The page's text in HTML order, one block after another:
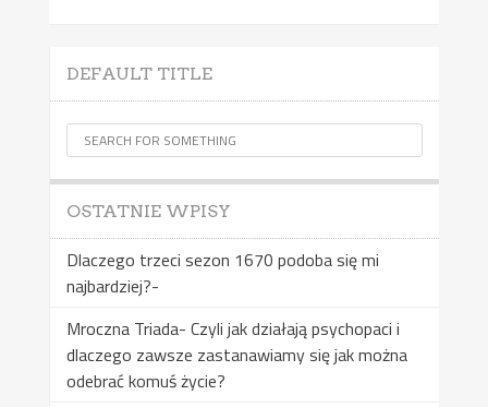
DEFAULT TITLE
OSTATNIE WPISY
Dlaczego trzeci sezon 1670 podoba się mi
najbardziej?-
Mroczna Triada- Czyli jak działają psychopaci i
dlaczego zawsze zastanawiamy się jak można
odebrać komuś życie?